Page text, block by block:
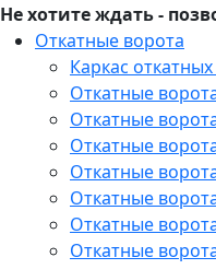
Не хотите ждать -
Откатные ворота
Каркас
Откатные
Откатные
Откатные
Откатные
Откатные
Откатные
Откатные